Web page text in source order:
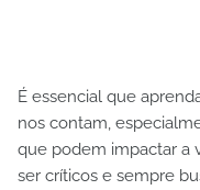
É essencial que
nos contam,
que podem impactar a
ser críticos e sempre